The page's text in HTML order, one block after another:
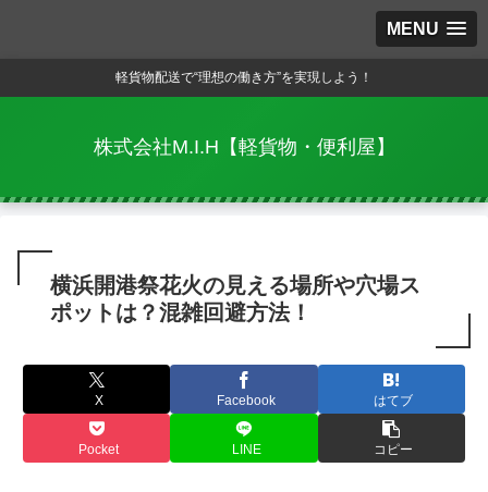
MENU
軽貨物配送で“理想の働き方”を実現しよう！
株式会社M.I.H【軽貨物・便利屋】
横浜開港祭花火の見える場所や穴場ス
ポットは？混雑回避方法！
X Facebook はてブ
Pocket LINE コピー